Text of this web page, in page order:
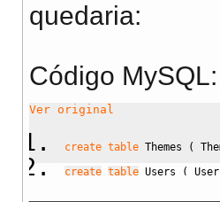
quedaria:
Código MySQL:
Ver original
create table Themes (
create table Users (